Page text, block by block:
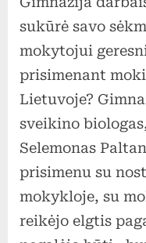
sukūrė savo
mokytojui
prisimenant
Lietuvoje?
sveikino
Selemonas
prisimenu su
mokykloje, su
reikėjo elgtis